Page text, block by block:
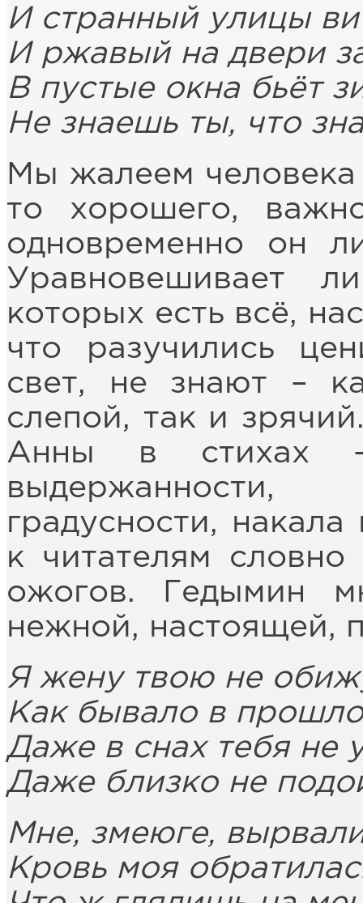
И странный улицы
И ржавый на двери
В пустые окна бьёт
Не знаешь ты, что
Мы жалеем человека
то хорошего,
одновременно он
Уравновешивает
которых есть всё,
что разучились
свет, не знают –
слепой, так и
Анны в стихах –
выдержанности,
градусности,
к читателям
ожогов. Гедымин
нежной, настоящей,
Я жену твою не
Как бывало в
Даже в снах тебя не
Даже близко не
Мне, змеюге,
Кровь моя